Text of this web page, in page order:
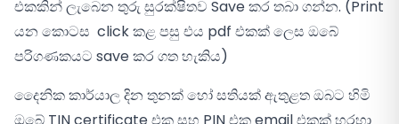
එකකින් ලැබෙන තුරු සුරක්ෂිතව Save කර තබා ගන්න. (Print
යන කොටස click කළ පසු එය pdf එකක් ලෙස ඔබේ
පරිගණකයට save කර ගත හැකිය)
දෛනික කාර්යාල දින තුනක් හෝ සතියක් ඇතුළත ඔබට හිමි